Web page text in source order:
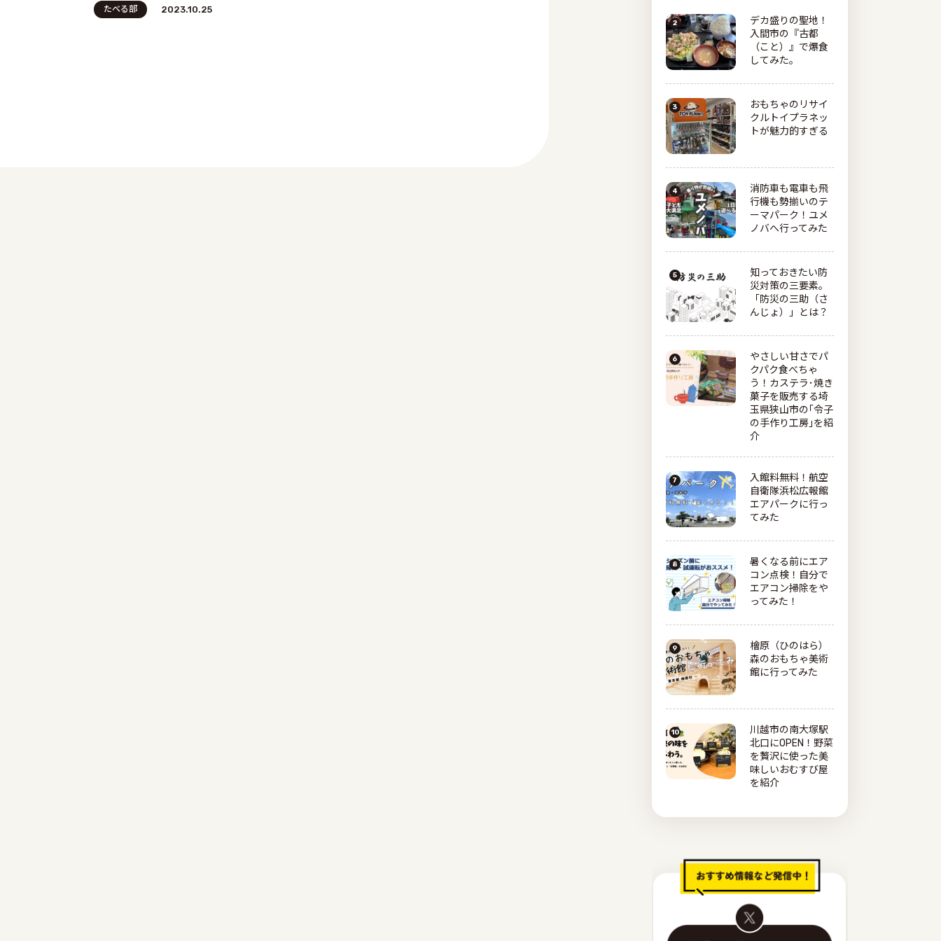
たべる部 2023.10.25
デカ盛りの聖地！
入間市の『古都
（こと）』で爆食
してみた。
おもちゃのリサイ
クルトイプラネッ
トが魅力的すぎる
消防車も電車も飛
行機も勢揃いのテ
ーマパーク！ユメ
ノバへ行ってみた
知っておきたい防
災対策の三要素。
「防災の三助（さ
んじょ）」とは？
やさしい甘さでパ
クパク食べちゃ
う！カステラ･焼き
菓子を販売する埼
玉県狭山市の｢令子
の手作り工房｣を紹
介
入館料無料！航空
自衛隊浜松広報館
エアパークに行っ
てみた
暑くなる前にエア
コン点検！自分で
エアコン掃除をや
ってみた！
檜原（ひのはら）
森のおもちゃ美術
館に行ってみた
川越市の南大塚駅
北口にOPEN！野菜
を贅沢に使った美
味しいおむすび屋
を紹介